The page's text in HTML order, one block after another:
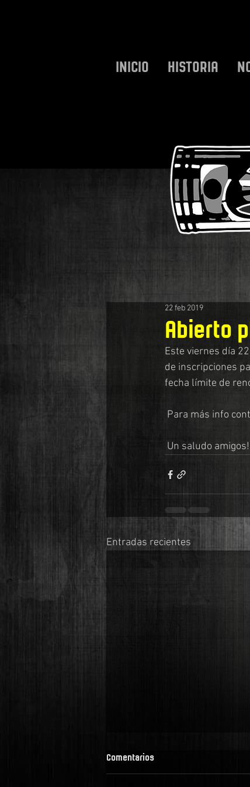
INICIO HISTORIA
Abierto
22 feb 2019
Este viernes día
de inscripciones
fecha límite de
Para más info
Un saludo
Entradas recientes
Comentarios